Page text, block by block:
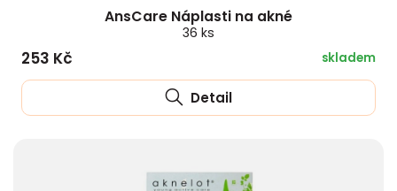
AnsCare Náplasti na akné
36 ks
253 Kč skladem
Detail